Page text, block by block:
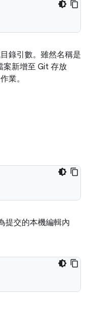
錄引數。雖然名稱是
案新增至 Git 存放
業。
提交的本機編輯內